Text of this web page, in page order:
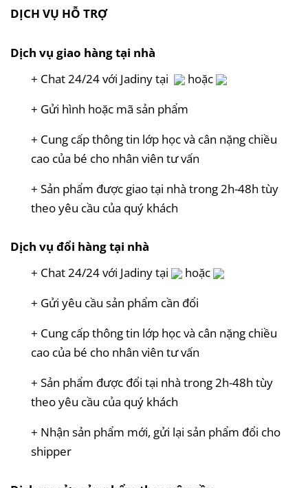
DỊCH VỤ HỖ TRỢ
Dịch vụ giao hàng tại nhà
+ Chat 24/24 với Jadiny tại
hoặc
+ Gửi hình hoặc mã sản phẩm
+ Cung cấp thông tin lớp học và cân nặng chiều
cao của bé cho nhân viên tư vấn
+ Sản phẩm được giao tại nhà trong 2h-48h tùy
theo yêu cầu của quý khách
Dịch vụ đổi hàng tại nhà
+ Chat 24/24 với Jadiny tại
hoặc
+ Gửi yêu cầu sản phẩm cần đổi
+ Cung cấp thông tin lớp học và cân nặng chiều
cao của bé cho nhân viên tư vấn
+ Sản phẩm được đổi tại nhà trong 2h-48h tùy
theo yêu cầu của quý khách
+ Nhận sản phẩm mới, gửi lại sản phẩm đổi cho
shipper